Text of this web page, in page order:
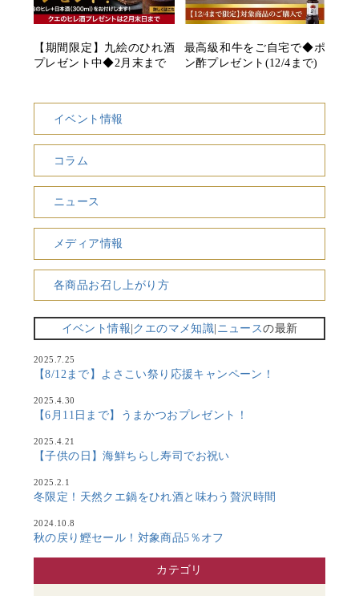
【期間限定】九絵のひれ酒
プレゼント中◆2月末まで
最高級和牛をご自宅で◆ポ
ン酢プレゼント(12/4まで)
イベント情報
コラム
ニュース
メディア情報
各商品お召し上がり方
イベント情報|クエのマメ知識| ニュースの最新
2025.7.25
【8/12まで】よさこい祭り応援キャンペーン！
2025.4.30
【6月11日まで】うまかつおプレゼント！
2025.4.21
【子供の日】海鮮ちらし寿司でお祝い
2025.2.1
冬限定！天然クエ鍋をひれ酒と味わう贅沢時間
2024.10.8
秋の戻り鰹セール！対象商品5％オフ
カテゴリ